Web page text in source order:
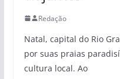
Redação
Natal, capital do Rio
por suas praias
cultura local. Ao